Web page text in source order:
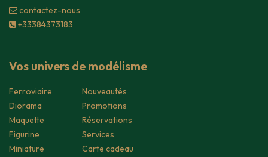
contacte​z-nous
+33384373183
Vos univers de modélisme
Ferroviaire
Diorama
Maquette
Figurine
Miniature
Nouveautés
Promotions
Réservations
Services
Carte cadeau